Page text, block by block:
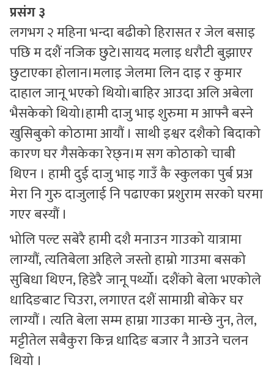
प्रसंग ३
लगभग २ महिना भन्दा बढीको हिरासत र जेल बसाइ
पछि म दशैं नजिक छुटे।सायद मलाइ धरौटी बुझाएर
छुटाएका होलान।मलाइ जेलमा लिन दाइ र कुमार
दाहाल जानू भएको थियो।बाहिर आउदा अलि अबेला
भैसकेको थियो।हामी दाजु भाइ शुरुमा म आफ्नै बस्ने
खुसिबुको कोठामा आयौं । साथी इश्वर दशैको बिदाको
कारण घर गैसकेका रेछ्न।म सग कोठाको चाबी
थिएन । हामी दुई दाजु भाइ गाउँ कै स्कुलका पुर्ब प्रअ
मेरा नि गुरु दाजुलाई नि पढाएका प्रशुराम सरको घरमा
गएर बस्यौं ।
भोलि पल्ट सबेरै हामी दशै मनाउन गाउको यात्रामा
लाग्यौं, त्यतिबेला अहिले जस्तो हाम्रो गाउमा बसको
सुबिधा थिएन, हिडेरै जानू पर्थ्यो। दशैंको बेला भएकोले
धादिङबाट चिउरा, लगाएत दशैं सामाग्री बोकेर घर
लाग्यौं । त्यति बेला सम्म हाम्रा गाउका मान्छे नुन, तेल,
मट्टीतेल सबैकुरा किन्न धादिङ बजार नै आउने चलन
थियो ।